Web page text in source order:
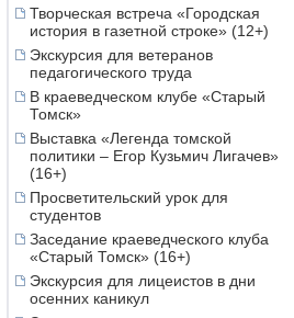
Творческая встреча «Городская
история в газетной строке» (12+)
Экскурсия для ветеранов
педагогического труда
В краеведческом клубе «Старый
Томск»
Выставка «Легенда томской
политики – Егор Кузьмич Лигачев»
(16+)
Просветительский урок для
студентов
Заседание краеведческого клуба
«Старый Томск» (16+)
Экскурсия для лицеистов в дни
осенних каникул